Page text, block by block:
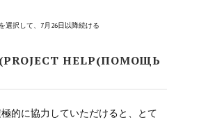
選択して、7月26日以降続ける
(PROJECT HELP(ПОМОЩЬ
的に協力していただけると、とて